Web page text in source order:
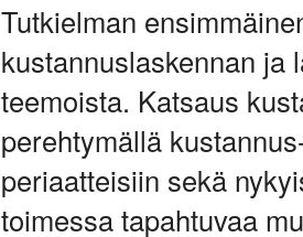
Tutkielman
kustannuslaskennan ja
teemoista. Katsaus
perehtymällä
periaatteisiin sekä
toimessa tapahtuvaa